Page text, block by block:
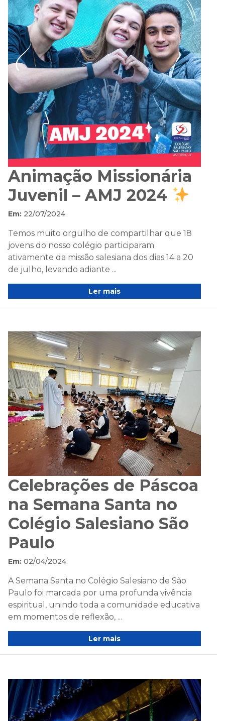
Animação Missionária
Juvenil – AMJ 2024
Em: 22/07/2024
Temos muito orgulho de compartilhar que 18
jovens do nosso colégio participaram
ativamente da missão salesiana dos dias 14 a 20
de julho, levando adiante ...
Ler mais
Celebrações de Páscoa
na Semana Santa no
Colégio Salesiano São
Paulo
Em: 02/04/2024
A Semana Santa no Colégio Salesiano de São
Paulo foi marcada por uma profunda vivência
espiritual, unindo toda a comunidade educativa
em momentos de reflexão, ...
Ler mais